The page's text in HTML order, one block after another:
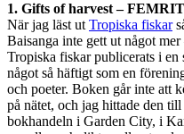
1. Gifts of harvest –
När jag läst utTropiska fiskar
Baisanga inte gett ut något
Tropiska fiskar publicerats i
något så häftigt som en
och poeter. Boken går inte att
på nätet, och jag hittade den
bokhandeln i Garden City, i